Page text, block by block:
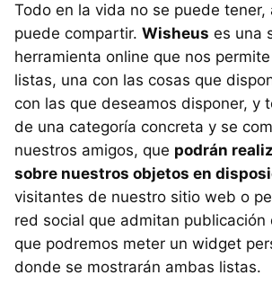
Todo en la vida no se puede tener,
puede compartir. Wisheus es una
herramienta online que nos
listas, una con las cosas que
con las que deseamos disponer, y
de una categoría concreta y se
nuestros amigos, que podrán
sobre nuestros objetos en
visitantes de nuestro sitio web o
red social que admitan
que podremos meter un widget
donde se mostrarán ambas listas.